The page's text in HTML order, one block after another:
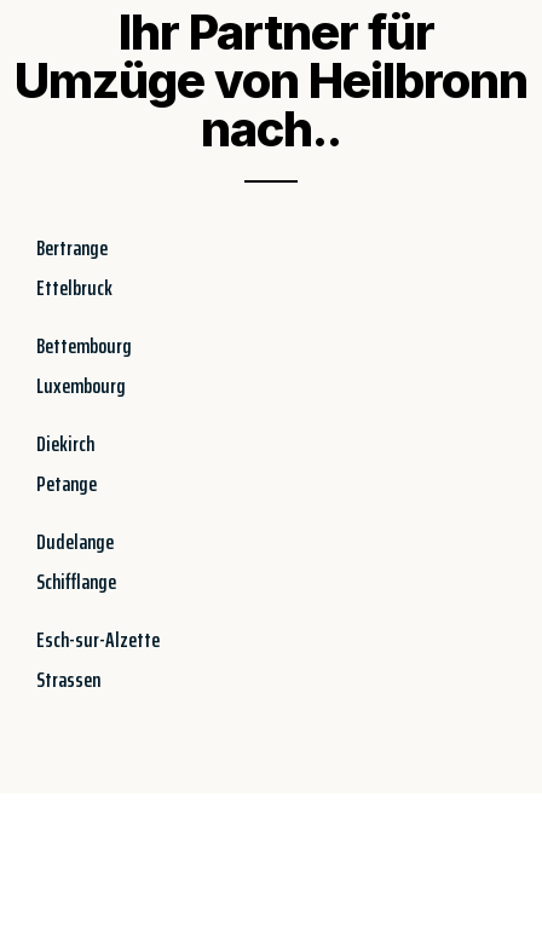
Ihr Partner für
Umzüge von Heilbronn
nach..
Bertrange
Ettelbruck
Bettembourg
Luxembourg
Diekirch
Petange
Dudelange
Schifflange
Esch-sur-Alzette
Strassen